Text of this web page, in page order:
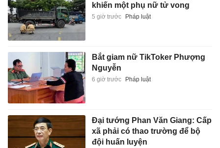
khiến một phụ nữ tử vong
5 giờ trước Pháp luật
Bắt giam nữ TikToker Phượng
Nguyễn
6 giờ trước Pháp luật
Đại tướng Phan Văn Giang: Cấp
xã phải có thao trường để bộ
đội huấn luyện